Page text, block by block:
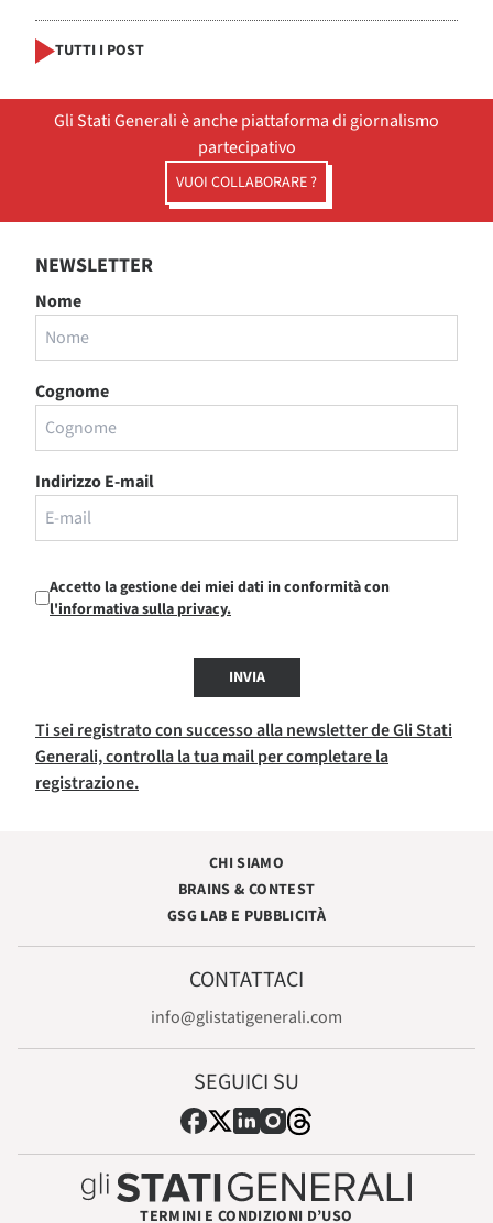
TUTTI I POST
Gli Stati Generali è anche piattaforma di giornalismo
partecipativo
VUOI COLLABORARE ?
NEWSLETTER
Nome
Cognome
Indirizzo E-mail
Accetto la gestione dei miei dati in conformità con
l'informativa sulla privacy.
INVIA
Ti sei registrato con successo alla newsletter de Gli Stati
Generali, controlla la tua mail per completare la
registrazione.
CHI SIAMO
BRAINS & CONTEST
GSG LAB E PUBBLICITÀ
CONTATTACI
info@glistatigenerali.com
SEGUICI SU
TERMINI E CONDIZIONI D’USO